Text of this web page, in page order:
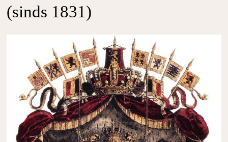
(sinds 1831)